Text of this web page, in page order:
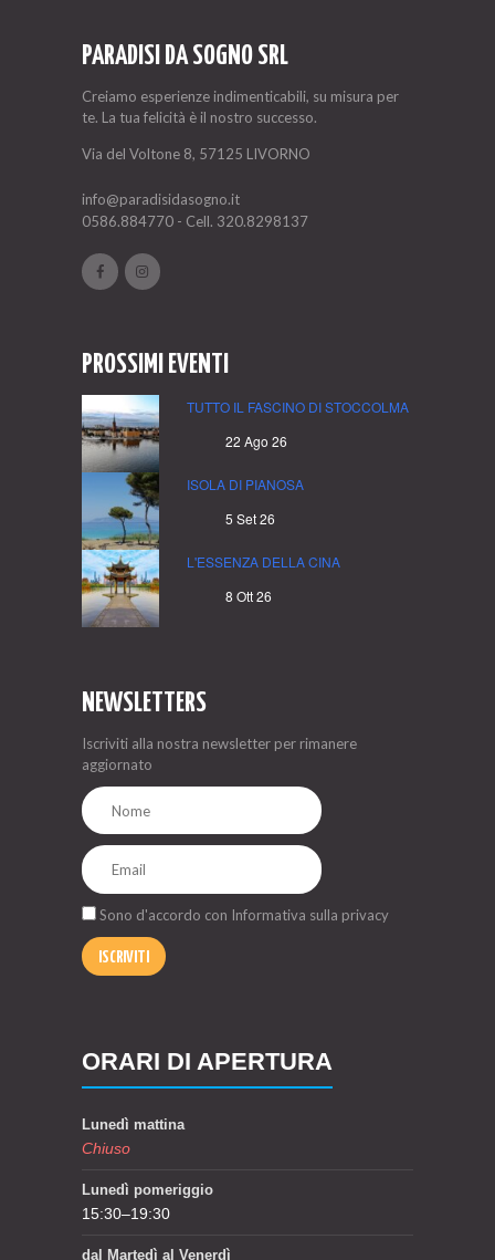
PARADISI DA SOGNO SRL
Creiamo esperienze indimenticabili, su misura per
te. La tua felicità è il nostro successo.
Via del Voltone 8, 57125 LIVORNO
info@paradisidasogno.it
0586.884770 - Cell. 320.8298137
PROSSIMI EVENTI
TUTTO IL FASCINO DI STOCCOLMA
22 Ago 26
ISOLA DI PIANOSA
5 Set 26
L'ESSENZA DELLA CINA
8 Ott 26
NEWSLETTERS
Iscriviti alla nostra newsletter per rimanere
aggiornato
Sono d'accordo con Informativa sulla privacy
ISCRIVITI
ORARI DI APERTURA
Lunedì mattina
Chiuso
Lunedì pomeriggio
15:30–19:30
dal Martedì al Venerdì